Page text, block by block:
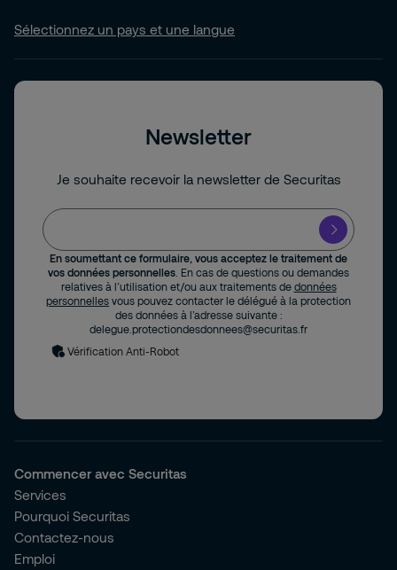
Sélectionnez un pays et une langue
Newsletter
Je souhaite recevoir la newsletter de Securitas
En soumettant ce formulaire, vous acceptez le traitement de
vos données personnelles . En cas de questions ou demandes
relatives à l’utilisation et/ou aux traitements de données
personnelles vous pouvez contacter le délégué à la protection
des données à l’adresse suivante :
delegue.protectiondesdonnees@securitas.fr
Vérification Anti-Robot
Commencer avec Securitas
Services
Pourquoi Securitas
Contactez-nous
Emploi